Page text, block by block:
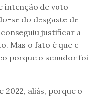
intenção de voto
se do desgaste de
justificar a
Mas o fato é que o
porque o senador foi
2022, aliás, porque o